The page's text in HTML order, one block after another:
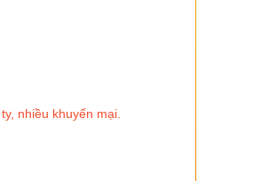
nhiều khuyến mại.